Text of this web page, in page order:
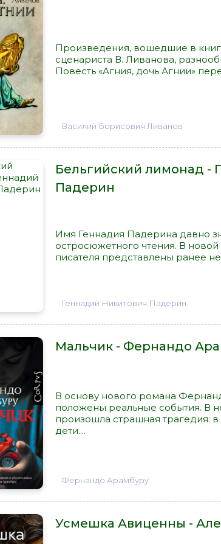
Произведения, вошедшие в
сценариста В. Ливанова,
Повесть «Агния, дочь Агнии»
Василий Борисович Ливанов
Бельгийский лимонад -
Падерин
Имя Геннадия Падерина давно
остросюжетного чтения. В
писателя представлены ранее
Геннадий Никитович Падерин
Мальчик - Фернандо
В основу нового романа
положены реальные события. В
произошла страшная трагедия:
дети....
Фернандо Арамбуру
Усмешка Авиценны -